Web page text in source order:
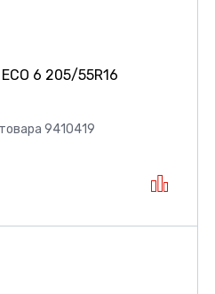
6 205/55R16
9410419